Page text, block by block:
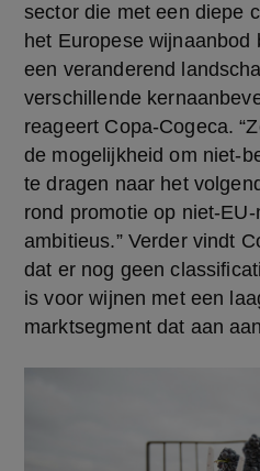
sector die met een diepe
het Europese
een veranderend
verschillende
reageert Copa-Cogeca.
de mogelijkheid om niet-
te dragen naar het
rond promotie op niet-
ambitieus.” Verder vindt
dat er nog geen
is voor wijnen met een
marktsegment dat aan